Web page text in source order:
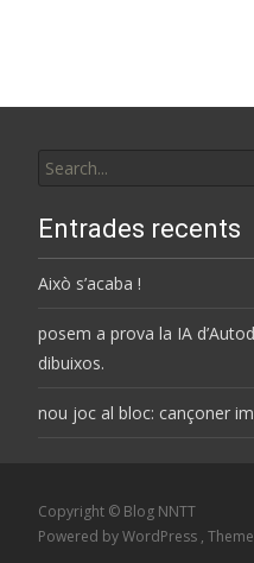
for:
Entrades recents
Això s’acaba !
posem a prova la IA
dibuixos.
nou joc al bloc: cançoner
Copyright © Blog NNTT
Powered by WordPress , Theme